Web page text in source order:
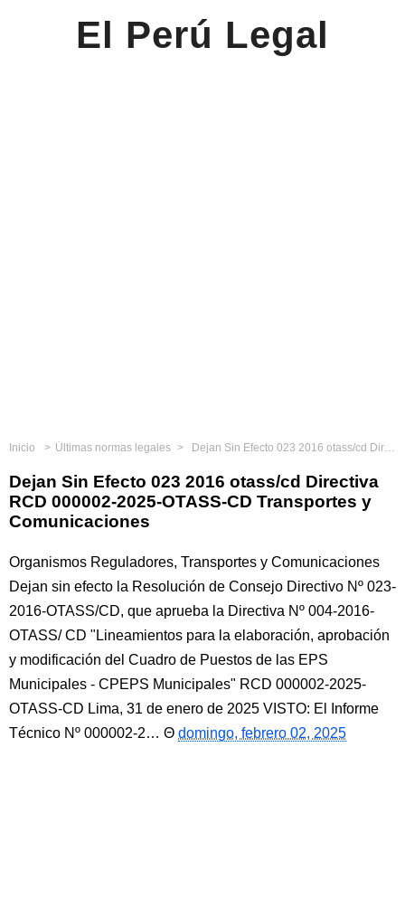
El Perú Legal
Inicio Últimas normas legales Dejan Sin Efecto 023 2016 otass/cd Directiva RCD 000002-2025-OTASS-CD Transportes y Comunicaciones
Dejan Sin Efecto 023 2016 otass/cd Directiva
RCD 000002-2025-OTASS-CD Transportes y
Comunicaciones
Organismos Reguladores, Transportes y Comunicaciones
Dejan sin efecto la Resolución de Consejo Directivo Nº 023-
2016-OTASS/CD, que aprueba la Directiva Nº 004-2016-
OTASS/ CD "Lineamientos para la elaboración, aprobación
y modificación del Cuadro de Puestos de las EPS
Municipales - CPEPS Municipales" RCD 000002-2025-
OTASS-CD Lima, 31 de enero de 2025 VISTO: El Informe
Técnico Nº 000002-2…
domingo, febrero 02, 2025